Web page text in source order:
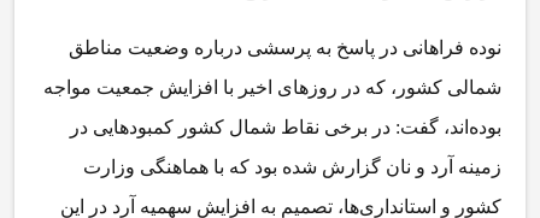
نوده فراهانی در پاسخ به پرسشی درباره وضعیت مناطق
شمالی کشور، که در روزهای اخیر با افزایش جمعیت مواجه
بوده‌اند، گفت: در برخی نقاط شمال کشور کمبودهایی در
زمینه آرد و نان گزارش شده بود که با هماهنگی وزارت
کشور و استانداری‌ها، تصمیم به افزایش سهمیه آرد در این